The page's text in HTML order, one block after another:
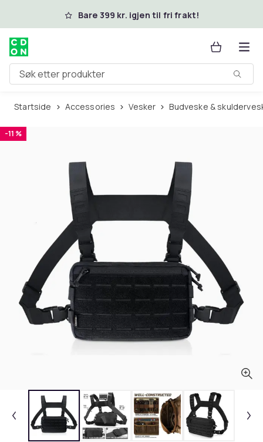
Hopp til hovedinnholdBare 399 kr. igjen til fri frakt!
Søk etter produkter
Startside Accessories Vesker Budveske &
-11 %